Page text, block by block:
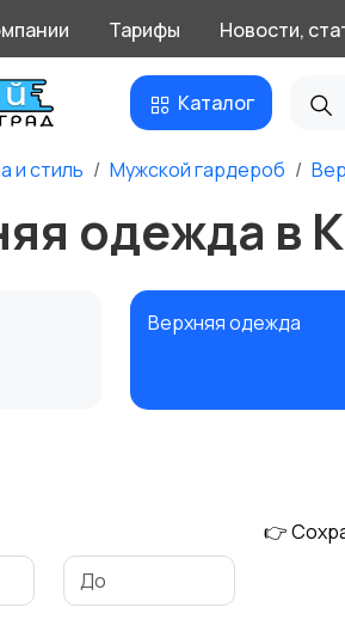
Тарифы Новости,
Каталог
и стиль Мужской гардероб
одежда в
Верхняя одежда
Штаны и шорты
👉